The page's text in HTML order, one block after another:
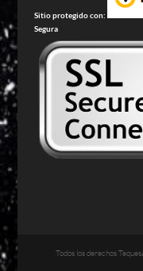
Sitio protegido con:
Segura
Todos los derechos